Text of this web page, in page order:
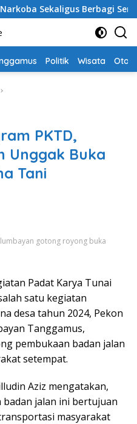
Sekaligus Berbagi Sembako
Politik Wisata Oto
PKTD,
Unggak Buka
Tani
gotong royong buka
Padat Karya Tunai
satu kegiatan
desa tahun 2024, Pekon
Tanggamus,
pembukaan badan jalan
setempat.
Aziz mengatakan,
jalan ini bertujuan
masyarakat